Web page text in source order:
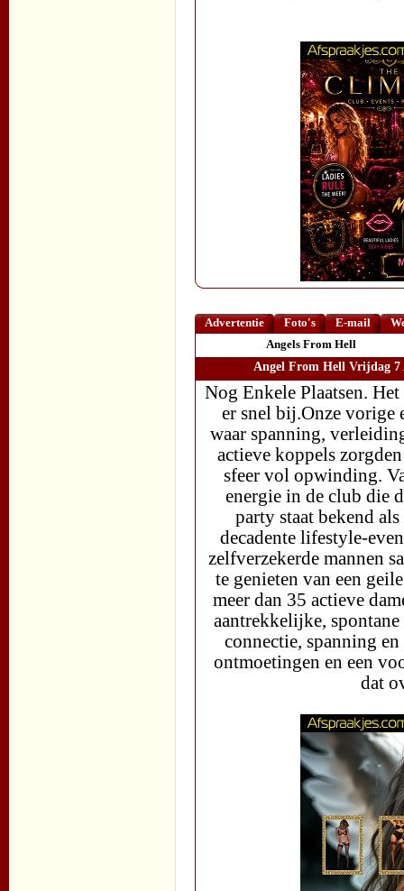
Advertentie Foto's E-mail
Angels From Hell
Angel From Hell Vrijdag 7
Nog Enkele Plaatsen.
er snel bij.Onze vorige
waar spanning,
actieve koppels
sfeer vol opwinding.
energie in de club die
party staat bekend
decadente lifestyle-
zelfverzekerde mannen
te genieten van een
meer dan 35 actieve
aantrekkelijke,
connectie, spanning
ontmoetingen en een
dat